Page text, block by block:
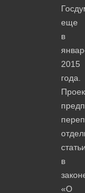
еще
в
2015
года.
в
«О